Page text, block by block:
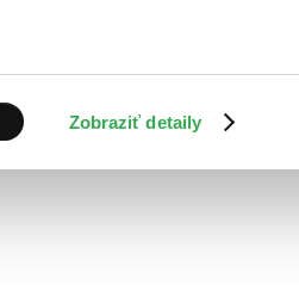
Zobraziť detaily